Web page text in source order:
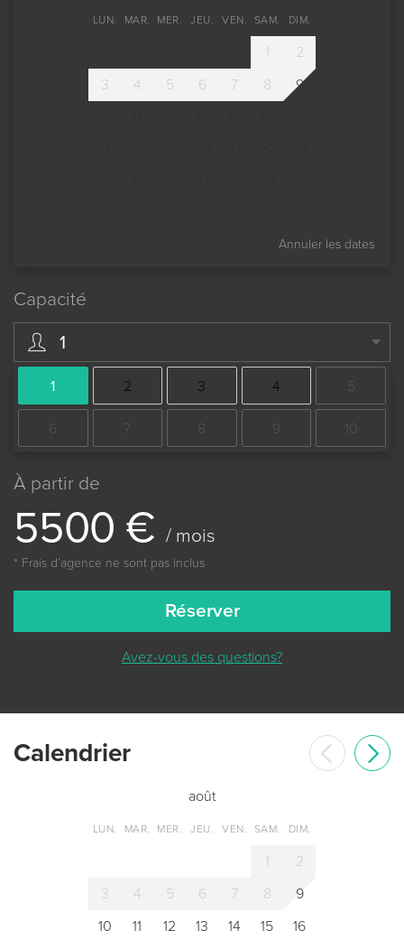
LUN. MAR. MER. JEU. VEN. SAM. DIM.
1
2
3
4 5 6 7 8
9
Annuler les dates
Capacité
1
1 2 3 4 5
6 7 8 9 10
À partir de
5500 € / mois
* Frais dʼagence ne sont pas inclus
Réserver
Avez-vous des questions?
Сalendrier
août
LUN. MAR. MER. JEU. VEN. SAM. DIM.
1
2
3
4 5 6 7 8
9
10
11 12 13 14 15
16